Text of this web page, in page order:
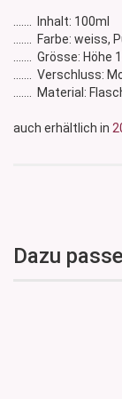
....... Inhalt: 100ml
....... Farbe: weiss,
....... Grösse:
....... Verschluss:
....... Material:
auch erhältlich in
Dazu